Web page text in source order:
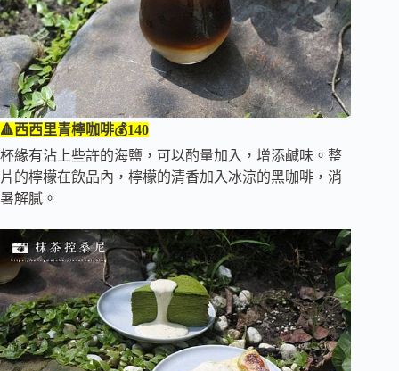
🔺西西里青檸咖啡💰140
杯緣有沾上些許的海鹽，可以酌量加入，增添鹹味。整
片的檸檬在飲品內，檸檬的清香加入冰涼的黑咖啡，消
暑解膩。